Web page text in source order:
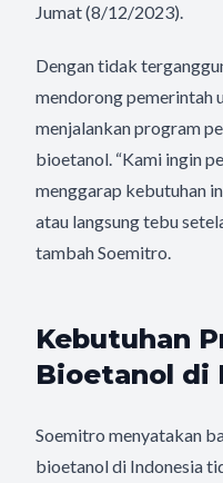
Jumat (8/12/2023).
Dengan tidak
mendorong pemerintah
menjalankan program
bioetanol. “Kami ingin
menggarap kebutuhan
atau langsung tebu
tambah Soemitro.
Kebutuhan
Bioetanol di
Soemitro menyatakan
bioetanol di Indonesia